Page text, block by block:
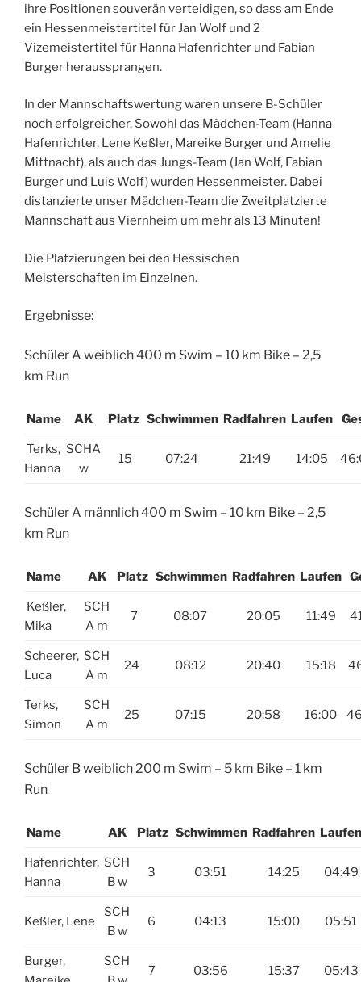
ihre Positionen souverän verteidigen, so dass am Ende
ein Hessenmeistertitel für Jan Wolf und 2
Vizemeistertitel für Hanna Hafenrichter und Fabian
Burger heraussprangen.
In der Mannschaftswertung waren unsere B-Schüler
noch erfolgreicher. Sowohl das Mädchen-Team (Hanna
Hafenrichter, Lene Keßler, Mareike Burger und Amelie
Mittnacht), als auch das Jungs-Team (Jan Wolf, Fabian
Burger und Luis Wolf) wurden Hessenmeister. Dabei
distanzierte unser Mädchen-Team die Zweitplatzierte
Mannschaft aus Viernheim um mehr als 13 Minuten!
Die Platzierungen bei den Hessischen
Meisterschaften im Einzelnen.
Ergebnisse:
Schüler A weiblich 400 m Swim – 10 km Bike – 2,5
km Run
Name AK Platz Schwimmen Radfahren Laufen
Terks,
Hanna
SCHA
w
15 07:24 21:49 14:05
Schüler A männlich 400 m Swim – 10 km Bike – 2,5
km Run
Name AK Platz Schwimmen Radfahren Laufen
Keßler,
Mika
SCH
A m
7 08:07 20:05 11:49
Scheerer,
Luca
SCH
A m
24 08:12 20:40 15:18
Terks,
Simon
SCH
A m
25 07:15 20:58 16:00
Schüler B weiblich 200 m Swim – 5 km Bike – 1 km
Run
Name AK Platz Schwimmen Radfahren Laufen
Hafenrichter,
Hanna
SCH
B w
3 03:51 14:25 04:49
Keßler, Lene
SCH
B w
6 04:13 15:00 05:51
Burger,
SCH
7 03:56 15:37 05:43